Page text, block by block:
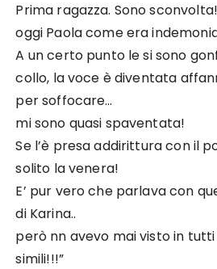
Prima ragazza. Sono
oggi Paola come era
A un certo punto le si sono
collo, la voce è diventata
per soffocare…
mi sono quasi spaventata!
Se l’è presa addirittura con il
solito la venera!
E’ pur vero che parlava con
di Karina..
però nn avevo mai visto in
simili!!!”